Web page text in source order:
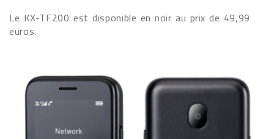
Le KX-TF200 est disponible en noir au prix de 49,99
euros.